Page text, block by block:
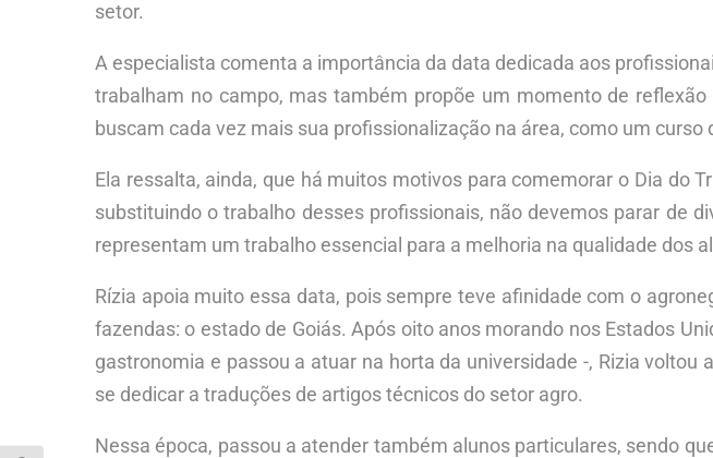
setor.
A especialista comenta a importância da data dedicada aos
trabalham no campo, mas também propõe um momento de
buscam cada vez mais sua profissionalização na área, como um curso
Ela ressalta, ainda, que há muitos motivos para comemorar o Dia do
substituindo o trabalho desses profissionais, não devemos parar de
representam um trabalho essencial para a melhoria na qualidade dos
Rízia apoia muito essa data, pois sempre teve afinidade com o
fazendas: o estado de Goiás. Após oito anos morando nos Estados
gastronomia e passou a atuar na horta da universidade -, Rizia
se dedicar a traduções de artigos técnicos do setor agro.
Nessa época, passou a atender também alunos particulares, sendo